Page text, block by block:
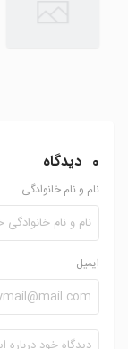
0 دیدگاه
نام و نام خانوادگی
ایمیل